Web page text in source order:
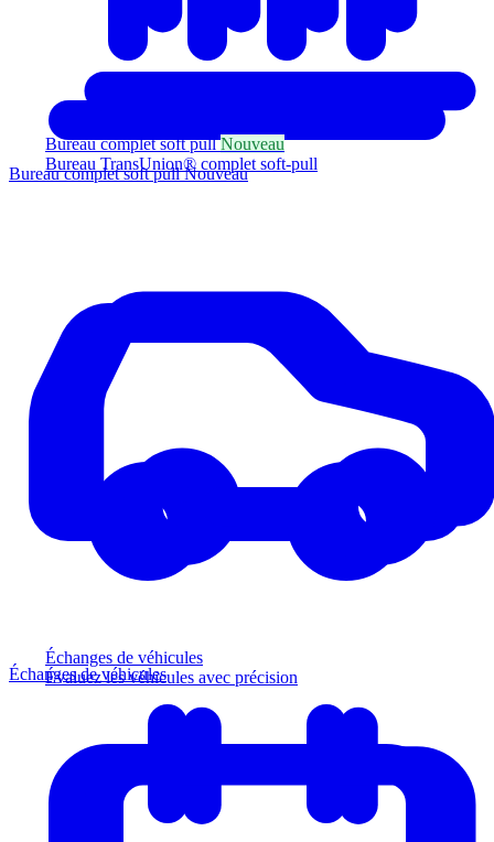
Bureau complet soft pullNouveau
Bureau TransUnion® complet soft-pull
Échanges de véhicules
Évaluez les véhicules avec précision
Bureau complet soft pullNouveau
Échanges de véhicules